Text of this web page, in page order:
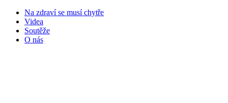
Na zdraví se musí chytře
Videa
Soutěže
O nás